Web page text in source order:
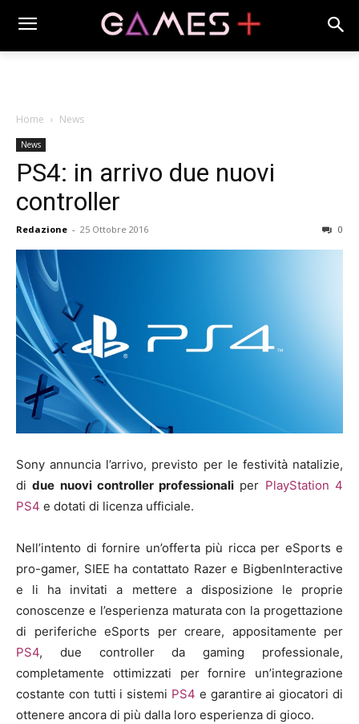
Home News
News
PS4: in arrivo due nuovi
controller
Redazione - 25 Ottobre 2016 0
Sony annuncia l’arrivo, previsto per le festività natalizie,
didue nuovi controller professionali per PlayStation 4
PS4 e dotati di licenza ufficiale.
Nell’intento di fornire un’offerta più ricca per eSports e
pro-gamer, SIEE ha contattato Razer e BigbenInteractive
e li ha invitati a mettere a disposizione le proprie
conoscenze e l’esperienza maturata con la progettazione
di periferiche eSports per creare, appositamente per
PS4, due controller da gaming professionale,
completamente ottimizzati per fornire un’integrazione
costante con tutti i sistemi PS4 e garantire ai giocatori di
ottenere ancora di più dalla loro esperienza di gioco.